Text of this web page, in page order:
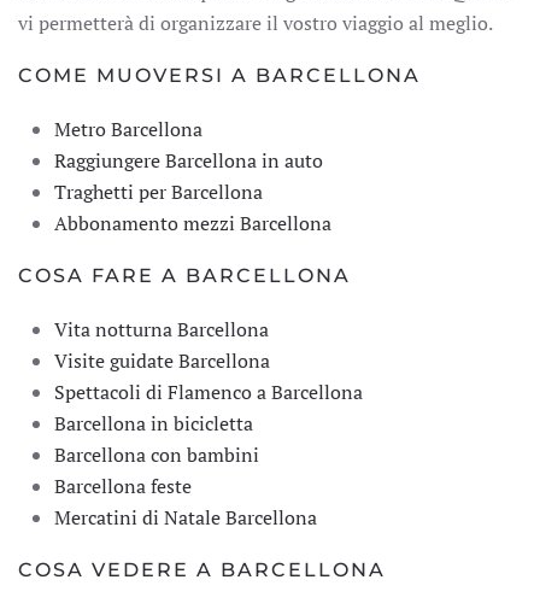
vi permetterà di organizzare il vostro viaggio al meglio.
COME MUOVERSI A BARCELLONA
Metro Barcellona
Raggiungere Barcellona in auto
Traghetti per Barcellona
Abbonamento mezzi Barcellona
COSA FARE A BARCELLONA
Vita notturna Barcellona
Visite guidate Barcellona
Spettacoli di Flamenco a Barcellona
Barcellona in bicicletta
Barcellona con bambini
Barcellona feste
Mercatini di Natale Barcellona
COSA VEDERE A BARCELLONA